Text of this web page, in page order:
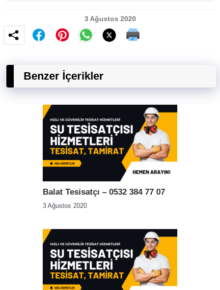
3 Ağustos 2020
Benzer İçerikler
Balat Tesisatçı – 0532 384 77 07
3 Ağustos 2020